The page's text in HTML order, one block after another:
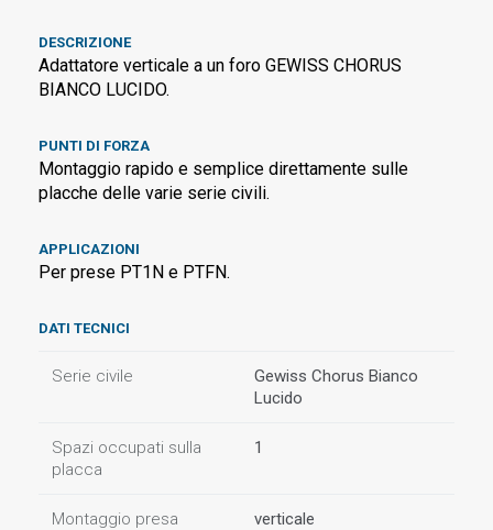
DESCRIZIONE
Adattatore verticale a un foro GEWISS CHORUS
BIANCO LUCIDO.
PUNTI DI FORZA
Montaggio rapido e semplice direttamente sulle
placche delle varie serie civili.
APPLICAZIONI
Per prese PT1N e PTFN.
DATI TECNICI
Serie civile
Gewiss Chorus Bianco
Lucido
Spazi occupati sulla
placca
1
Montaggio presa verticale